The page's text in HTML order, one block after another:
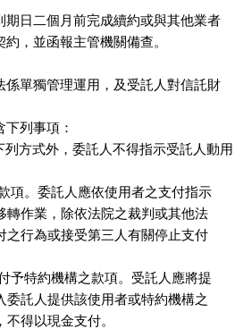
期日二個月前完成續約或與其他業者
約，並函報主管機關備查。
係單獨管理運用，及受託人對信託財
下列事項：
列方式外，委託人不得指示受託人動用
款項。委託人應依使用者之支付指示
轉作業，除依法院之裁判或其他法
之行為或接受第三人有關停止支付
付予特約機構之款項。受託人應將提
委託人提供該使用者或特約機構之
不得以現金支付。